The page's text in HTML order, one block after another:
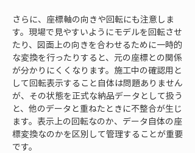
さらに、座標軸の向きや回転にも注意しま
す。現場で見やすいようにモデルを回転させ
たり、図面上の向きを合わせるために一時的
な変換を行ったりすると、元の座標との関係
が分かりにくくなります。施工中の確認用と
して回転表示すること自体は問題ありません
が、その状態を正式な納品データとして扱う
と、他のデータと重ねたときに不整合が生じ
ます。表示上の回転なのか、データ自体の座
標変換なのかを区別して管理することが重要
です。